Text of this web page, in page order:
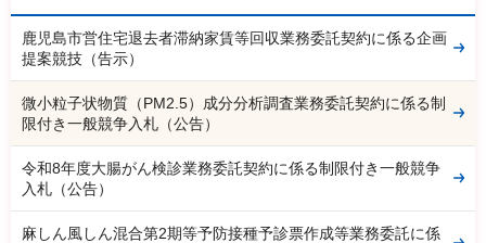
鹿児島市営住宅退去者滞納家賃等回収業務委託契約に係る企画
提案競技（告示）
微小粒子状物質（PM2.5）成分分析調査業務委託契約に係る制
限付き一般競争入札（公告）
令和8年度大腸がん検診業務委託契約に係る制限付き一般競争
入札（公告）
麻しん風しん混合第2期等予防接種予診票作成等業務委託に係